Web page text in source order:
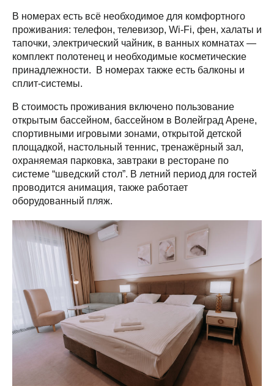
В номерах есть всё необходимое для комфортного
проживания: телефон, телевизор, Wi-Fi, фен, халаты и
тапочки, электрический чайник, в ванных комнатах —
комплект полотенец и необходимые косметические
принадлежности. В номерах также есть балконы и
сплит-системы.
В стоимость проживания включено пользование
открытым бассейном, бассейном в Волейград Арене,
спортивными игровыми зонами, открытой детской
площадкой, настольный теннис, тренажёрный зал,
охраняемая парковка, завтраки в ресторане по
системе “шведский стол”. В летний период для гостей
проводится анимация, также работает
оборудованный пляж.